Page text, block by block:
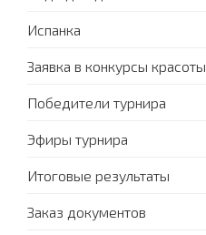
Испанка
Заявка в конкурсы красоты
Победители турнира
Эфиры турнира
Итоговые результаты
Заказ документов